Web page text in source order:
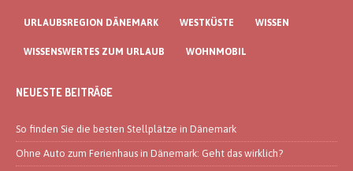
URLAUBSREGION DÄNEMARK WESTKÜSTE WISSEN
WISSENSWERTES ZUM URLAUB WOHNMOBIL
NEUESTE BEITRÄGE
So finden Sie die besten Stellplätze in Dänemark
Ohne Auto zum Ferienhaus in Dänemark: Geht das wirklich?